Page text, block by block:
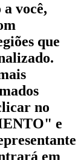
você,
que
no
e
em